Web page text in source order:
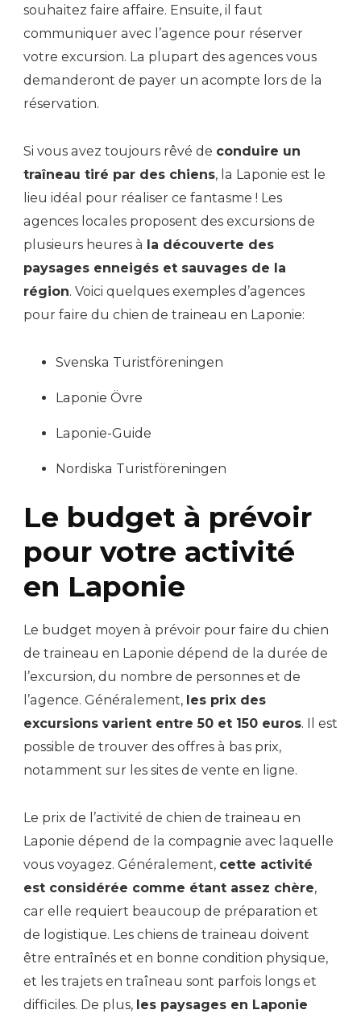
souhaitez faire affaire. Ensuite, il faut
communiquer avec l’agence pour réserver
votre excursion. La plupart des agences vous
demanderont de payer un acompte lors de la
réservation.
Si vous avez toujours rêvé de conduire un
traîneau tiré par des chiens, la Laponie est le
lieu idéal pour réaliser ce fantasme ! Les
agences locales proposent des excursions de
plusieurs heures à
la découverte des
paysages enneigés et sauvages de la
région. Voici quelques exemples d’agences
pour faire du chien de traineau en Laponie:
Svenska Turistföreningen
Laponie Övre
Laponie-Guide
Nordiska Turistföreningen
Le budget à prévoir
pour votre activité
en Laponie
Le budget moyen à prévoir pour faire du chien
de traineau en Laponie dépend de la durée de
l’excursion, du nombre de personnes et de
l’agence. Généralement, les prix des
excursions varient entre 50 et 150 euros. Il est
possible de trouver des offres à bas prix,
notamment sur les sites de vente en ligne.
Le prix de l’activité de chien de traineau en
Laponie dépend de la compagnie avec laquelle
vous voyagez. Généralement, cette activité
est considérée comme étant assez chère,
car elle requiert beaucoup de préparation et
de logistique. Les chiens de traineau doivent
être entraînés et en bonne condition physique,
et les trajets en traîneau sont parfois longs et
difficiles. De plus, les paysages en Laponie